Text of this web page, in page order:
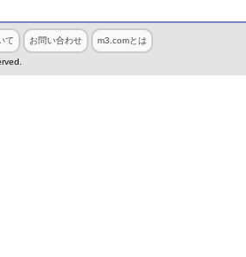
て お問い合わせ m3.comとは